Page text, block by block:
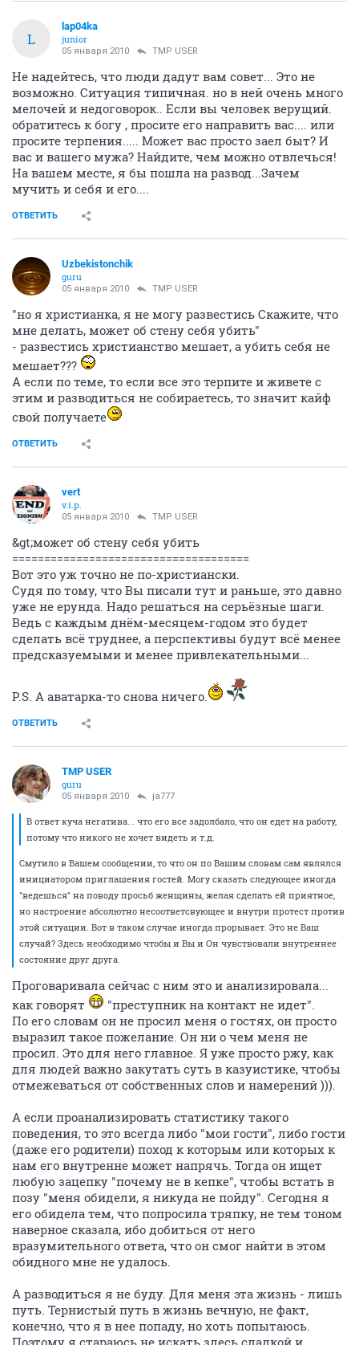
L
lap04ka
junior
05 января 2010 TMP USER
Не надейтесь, что люди дадут вам совет... Это не
возможно. Ситуация типичная. но в ней очень много
мелочей и недоговорок.. Если вы человек верущий.
обратитесь к богу , просите его направить вас.... или
просите терпения..... Может вас просто заел быт? И
вас и вашего мужа? Найдите, чем можно отвлечься!
На вашем месте, я бы пошла на развод...Зачем
мучить и себя и его....
ОТВЕТИТЬ
Uzbekistonchik
guru
05 января 2010 TMP USER
"но я христианка, я не могу развестись Скажите, что
мне делать, может об стену себя убить"
- развестись христианство мешает, а убить себя не
мешает???
А если по теме, то если все это терпите и живете с
этим и разводиться не собираетесь, то значит кайф
свой получаете
ОТВЕТИТЬ
vert
v.i.p.
05 января 2010 TMP USER
&gt;может об стену себя убить
=====================================
Вот это уж точно не по-христиански.
Судя по тому, что Вы писали тут и раньше, это давно
уже не ерунда. Надо решаться на серьёзные шаги.
Ведь с каждым днём-месяцем-годом это будет
сделать всё труднее, а перспективы будут всё менее
предсказуемыми и менее привлекательными...
P.S. А аватарка-то снова ничего.
ОТВЕТИТЬ
TMP USER
guru
05 января 2010 ja777
В ответ куча негатива... что его все задолбало, что он едет на работу,
потому что никого не хочет видеть и т.д.
Смутило в Вашем сообщении, то что он по Вашим словам сам являлся
инициатором приглашения гостей. Могу сказать следующее иногда
"ведешься" на поводу просьб женщины, желая сделать ей приятное,
но настроение абсолютно несоответсвующее и внутри протест против
этой ситуации. Вот в таком случае иногда прорывает. Это не Ваш
случай? Здесь необходимо чтобы и Вы и Он чувствовали внутреннее
состояние друг друга.
Проговаривала сейчас с ним это и анализировала...
как говорят
"преступник на контакт не идет".
По его словам он не просил меня о гостях, он просто
выразил такое пожелание. Он ни о чем меня не
просил. Это для него главное. Я уже просто ржу, как
для людей важно закутать суть в казуистике, чтобы
отмежеваться от собственных слов и намерений ))).
А если проанализировать статистику такого
поведения, то это всегда либо "мои гости", либо гости
(даже его родители) поход к которым или которых к
нам его внутренне может напрячь. Тогда он ищет
любую зацепку "почему не в кепке", чтобы встать в
позу "меня обидели, я никуда не пойду". Сегодня я
его обидела тем, что попросила тряпку, не тем тоном
наверное сказала, ибо добиться от него
вразумительного ответа, что он смог найти в этом
обидного мне не удалось.
А разводиться я не буду. Для меня эта жизнь - лишь
путь. Тернистый путь в жизнь вечную, не факт,
конечно, что я в нее попаду, но хоть попытаюсь.
Поэтому я стараюсь не искать здесь сладкой и